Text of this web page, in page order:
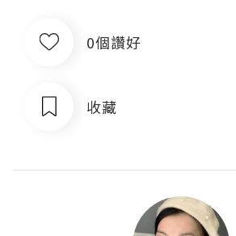
0個讚好
收藏